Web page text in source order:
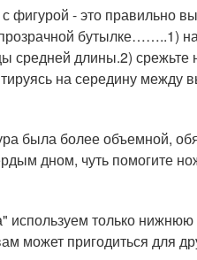
фигурой - это правильно
бутылке……..1)
средней длины.2)
на середину
была более объемной,
дном, чуть помогите
используем только
может пригодиться для